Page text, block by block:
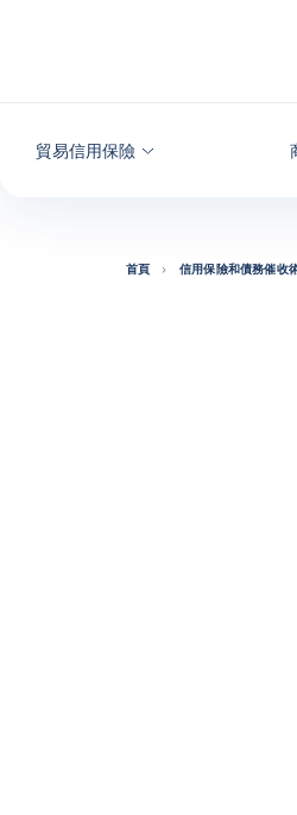
貿易信用保險
首頁 信用保險和債務催收